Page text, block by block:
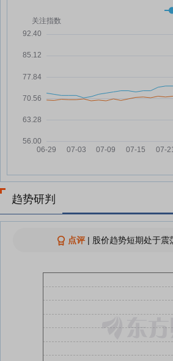
07-28
反倾销肯定性初裁
07-24
07-24
07-24
鞍钢股份：融资净偿还30.29万
元，融资余额2.76亿元
趋势研判
点评| 股价趋势短期处于